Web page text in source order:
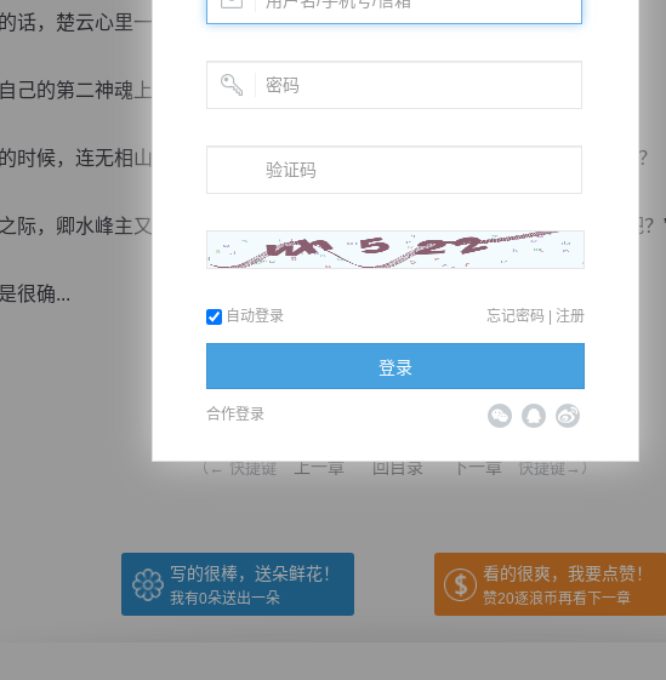
，楚云心里一凛。
的第二神魂上，在第二神魂扎了根。
候，连无相山的那些大能都无法发现他，眼下这卿水峰主是怎么发现的？
，卿水峰主又道：“我总感觉你脑海中好像躲着一个人，该不会是魂族吧？
很确...
（← 快捷键 上一章 回目录 下一章 快捷键→）
写的很棒，送朵鲜花！
我有0朵送出一朵
看的很爽，我要点赞！
赞20逐浪币再看下一章
自动登录 忘记密码 | 注册
登录
合作登录